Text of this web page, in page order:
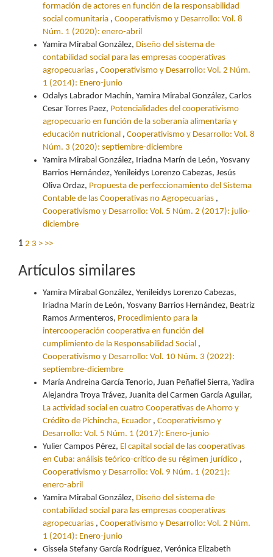
formación de actores en función de la responsabilidad
social comunitaria , Cooperativismo y Desarrollo: Vol. 8
Núm. 1 (2020): enero-abril
Yamira Mirabal González, Diseño del sistema de
contabilidad social para las empresas cooperativas
agropecuarias , Cooperativismo y Desarrollo: Vol. 2 Núm.
1 (2014): Enero-junio
Odalys Labrador Machín, Yamira Mirabal González, Carlos
Cesar Torres Paez, Potencialidades del cooperativismo
agropecuario en función de la soberanía alimentaria y
educación nutricional , Cooperativismo y Desarrollo: Vol. 8
Núm. 3 (2020): septiembre-diciembre
Yamira Mirabal González, Iriadna Marín de León, Yosvany
Barrios Hernández, Yenileidys Lorenzo Cabezas, Jesús
Oliva Ordaz, Propuesta de perfeccionamiento del Sistema
Contable de las Cooperativas no Agropecuarias ,
Cooperativismo y Desarrollo: Vol. 5 Núm. 2 (2017): julio-
diciembre
1 2 3 > >>
Artículos similares
Yamira Mirabal González, Yenileidys Lorenzo Cabezas,
Iriadna Marín de León, Yosvany Barrios Hernández, Beatriz
Ramos Armenteros, Procedimiento para la
intercooperación cooperativa en función del
cumplimiento de la Responsabilidad Social ,
Cooperativismo y Desarrollo: Vol. 10 Núm. 3 (2022):
septiembre-diciembre
María Andreina García Tenorio, Juan Peñafiel Sierra, Yadira
Alejandra Troya Trávez, Juanita del Carmen García Aguilar,
La actividad social en cuatro Cooperativas de Ahorro y
Crédito de Pichincha, Ecuador , Cooperativismo y
Desarrollo: Vol. 5 Núm. 1 (2017): Enero-junio
Yulier Campos Pérez, El capital social de las cooperativas
en Cuba: análisis teórico-crítico de su régimen jurídico ,
Cooperativismo y Desarrollo: Vol. 9 Núm. 1 (2021):
enero-abril
Yamira Mirabal González, Diseño del sistema de
contabilidad social para las empresas cooperativas
agropecuarias , Cooperativismo y Desarrollo: Vol. 2 Núm.
1 (2014): Enero-junio
Gissela Stefany García Rodríguez, Verónica Elizabeth